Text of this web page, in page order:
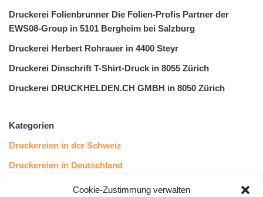
Cookie-Zustimmung verwalten
Druckerei Folienbrunner Die Folien-Profis Partner der
EWS08-Group in 5101 Bergheim bei Salzburg
Druckerei Herbert Rohrauer in 4400 Steyr
Druckerei Dinschrift T-Shirt-Druck in 8055 Zürich
Druckerei DRUCKHELDEN.CH GMBH in 8050 Zürich
Kategorien
Druckereien in der Schweiz
Druckereien in Deutschland
Druckereien in Österreich